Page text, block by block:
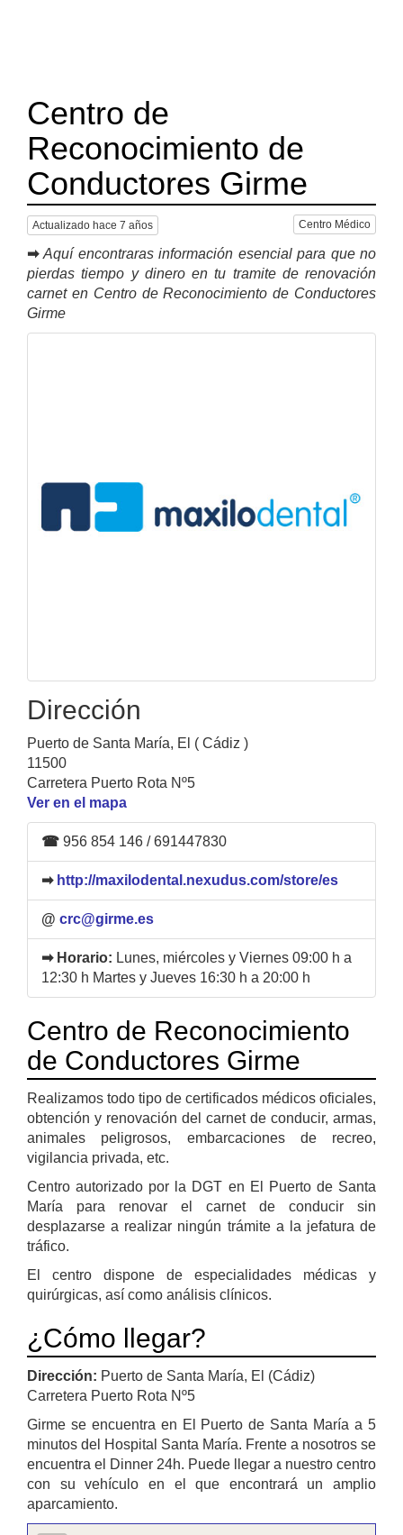
Centro de
Reconocimiento de
Conductores Girme
Actualizado hace 7 años Centro Médico
➡ Aquí encontraras información esencial para que no
pierdas tiempo y dinero en tu tramite de renovación
carnet en Centro de Reconocimiento de Conductores
Girme
Dirección
Puerto de Santa María, El ( Cádiz )
11500
Carretera Puerto Rota Nº5
Ver en el mapa
☎ 956 854 146 / 691447830
➡ http://maxilodental.nexudus.com/store/es
@ crc@girme.es
➡ Horario: Lunes, miércoles y Viernes 09:00 h a
12:30 h Martes y Jueves 16:30 h a 20:00 h
Centro de Reconocimiento
de Conductores Girme
Realizamos todo tipo de certificados médicos oficiales,
obtención y renovación del carnet de conducir, armas,
animales peligrosos, embarcaciones de recreo,
vigilancia privada, etc.
Centro autorizado por la DGT en El Puerto de Santa
María para renovar el carnet de conducir sin
desplazarse a realizar ningún trámite a la jefatura de
tráfico.
El centro dispone de especialidades médicas y
quirúrgicas, así como análisis clínicos.
¿Cómo llegar?
Dirección: Puerto de Santa María, El (Cádiz)
Carretera Puerto Rota Nº5
Girme se encuentra en El Puerto de Santa María a 5
minutos del Hospital Santa María. Frente a nosotros se
encuentra el Dinner 24h. Puede llegar a nuestro centro
con su vehículo en el que encontrará un amplio
aparcamiento.